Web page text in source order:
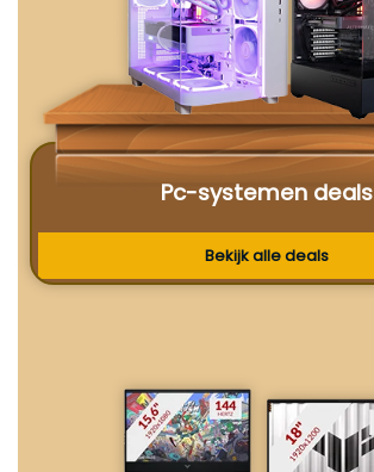
Pc-systemen deals
Bekijk alle deals